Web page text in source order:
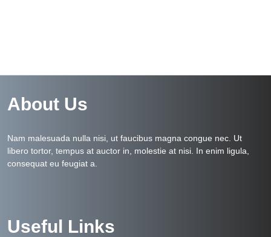
About Us
Nam malesuada nulla nisi, ut faucibus magna congue nec. Ut
libero tortor, tempus at auctor in, molestie at nisi. In enim ligula,
consequat eu feugiat a.
Useful Links